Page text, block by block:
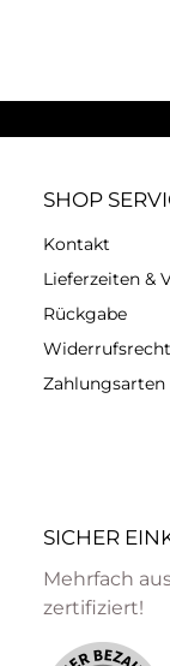
SHOP
Kontakt
Lieferzeiten &
Rückgabe
Widerrufsrecht
Zahlungsarten
SICHER
Mehrfach
zertifiziert!